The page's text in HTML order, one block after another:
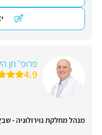
פרופ' חן
4.9
מנהל מחלקת נוירולוגיה -